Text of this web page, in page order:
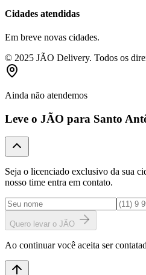
Cidades atendidas
Em breve novas cidades.
© 2025 JÃO Delivery. Todos os
Ainda não atendemos
Leve o JÃO para Santo
Seja o licenciado exclusivo da sua
nosso time entra em contato.
Quero levar o JÃO
Ao continuar você aceita ser